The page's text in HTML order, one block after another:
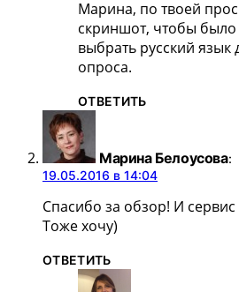
Марина, по твоей
скриншот, чтобы
выбрать русский язык
опроса.
ОТВЕТИТЬ
Марина Белоусова:
19.05.2016 в 14:04
Спасибо за обзор! И
Тоже хочу)
ОТВЕТИТЬ